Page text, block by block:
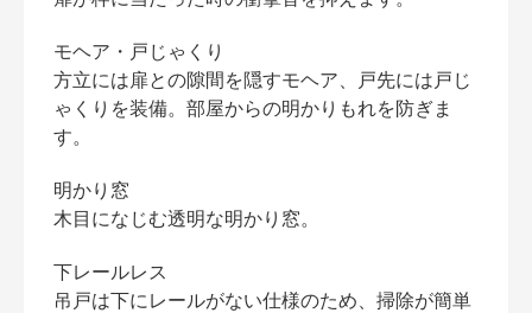
モヘア・戸じゃくり
方立には扉との隙間を隠すモヘア、戸先には戸じ
ゃくりを装備。部屋からの明かりもれを防ぎま
す。
明かり窓
木目になじむ透明な明かり窓。
下レールレス
吊戸は下にレールがない仕様のため、掃除が簡単